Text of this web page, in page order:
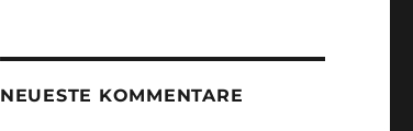
NEUESTE KOMMENTARE